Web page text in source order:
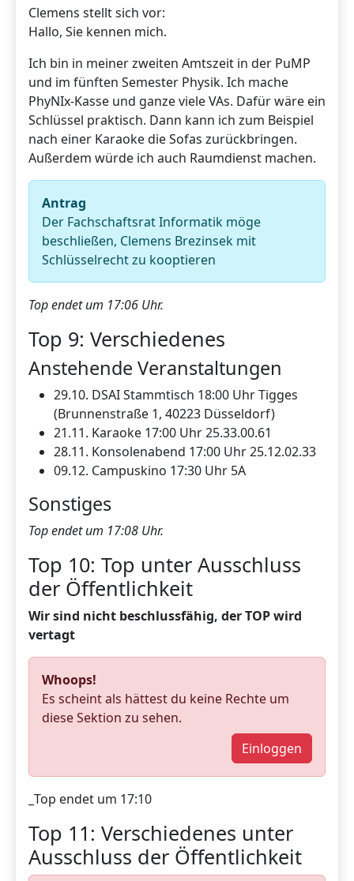
Clemens stellt sich vor:
Hallo, Sie kennen mich.
Ich bin in meiner zweiten Amtszeit in der PuMP
und im fünften Semester Physik. Ich mache
PhyNIx-Kasse und ganze viele VAs. Dafür wäre ein
Schlüssel praktisch. Dann kann ich zum Beispiel
nach einer Karaoke die Sofas zurückbringen.
Außerdem würde ich auch Raumdienst machen.
Antrag
Der Fachschaftsrat Informatik möge
beschließen, Clemens Brezinsek mit
Schlüsselrecht zu kooptieren
Top endet um 17:06 Uhr.
Top 9: Verschiedenes
Anstehende Veranstaltungen
29.10. DSAI Stammtisch 18:00 Uhr Tigges
(Brunnenstraße 1, 40223 Düsseldorf)
21.11. Karaoke 17:00 Uhr 25.33.00.61
28.11. Konsolenabend 17:00 Uhr 25.12.02.33
09.12. Campuskino 17:30 Uhr 5A
Sonstiges
Top endet um 17:08 Uhr.
Top 10: Top unter Ausschluss
der Öffentlichkeit
Wir sind nicht beschlussfähig, der TOP wird
vertagt
Whoops!
Es scheint als hättest du keine Rechte um
diese Sektion zu sehen.
Einloggen
_Top endet um 17:10
Top 11: Verschiedenes unter
Ausschluss der Öffentlichkeit